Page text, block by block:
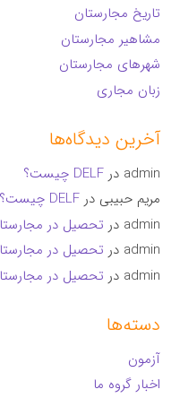
تاریخ مجارستان
مشاهیر مجارستان
شهرهای مجارستان
زبان مجاری
آخرین دیدگاه‌ها
admin درDELF چیست؟
مریم حبیبی درDELF چیست؟
admin در تحصیل در
admin در تحصیل در
admin در تحصیل در
دسته‌ها
آزمون
اخبار گروه ما